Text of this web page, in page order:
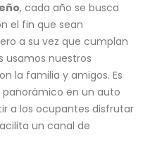
, cada año se busca
el fin que sean
a su vez que cumplan
usamos nuestros
la familia y amigos. Es
en un auto
a los ocupantes disfrutar
un canal de